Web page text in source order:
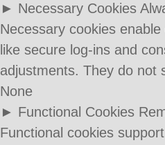
► Necessary Cookies
Necessary cookies
like secure log-ins and
adjustments. They do not
None
► Functional Cookies
Functional cookies